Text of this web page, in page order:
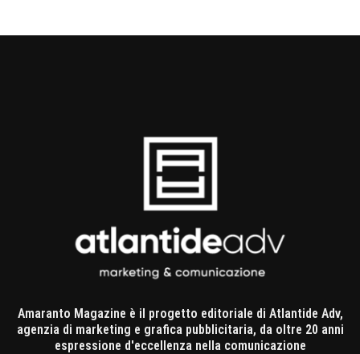
Amaranto Magazine è il progetto editoriale di Atlantide Adv,
agenzia di marketing e grafica pubblicitaria, da oltre 20 anni
espressione d'eccellenza nella comunicazione